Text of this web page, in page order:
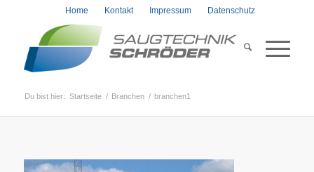
Home Kontakt Impressum Datenschutz
Du bist hier: Startseite / Branchen / branchen1